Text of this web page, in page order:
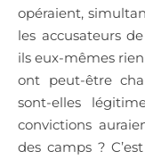
opéraient,
les accusateurs
ils eux-mêmes
ont peut-être
sont-elles
convictions
des camps ?